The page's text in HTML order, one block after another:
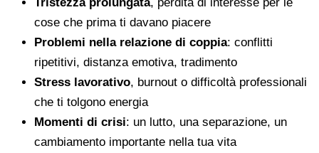
Tristezza prolungata, perdita di interesse per le
cose che prima ti davano piacere
Problemi nella relazione di coppia: conflitti
ripetitivi, distanza emotiva, tradimento
Stress lavorativo, burnout o difficoltà professionali
che ti tolgono energia
Momenti di crisi: un lutto, una separazione, un
cambiamento importante nella tua vita